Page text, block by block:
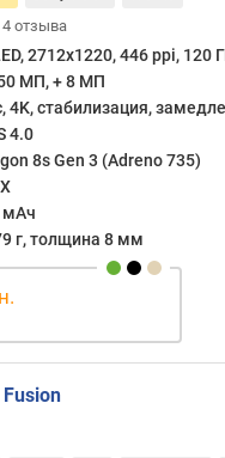
4 отзыва
2712x1220, 446 ppi, 120
МП, + 8 МП
4K, стабилизация,
4.0
8s Gen 3 (Adreno 735)
мАч
г, толщина 8 мм